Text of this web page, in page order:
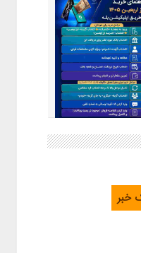
/ راهنمای خرید ارز
از طریق اپلیکیشن بله
خبر